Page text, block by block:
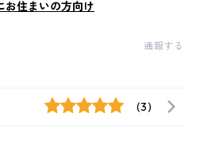
お住まいの方向け
通報する
(3)